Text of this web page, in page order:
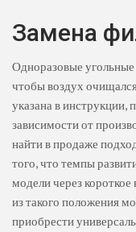
Замена
Одноразовые
чтобы воздух
указана в
зависимости от
найти в продаже
того, что темпы
модели через
из такого положения
приобрести